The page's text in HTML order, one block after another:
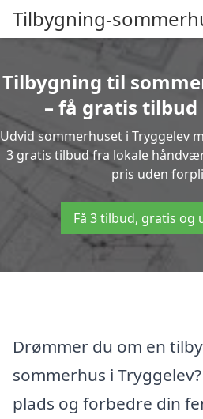
Tilbygning-
Tilbygning til
– få gratis
Udvid sommerhuset i Tryggelev
3 gratis tilbud fra lokale
pris uden
Få 3 tilbud, gratis og
Drømmer du om en
sommerhus i
plads og forbedre din